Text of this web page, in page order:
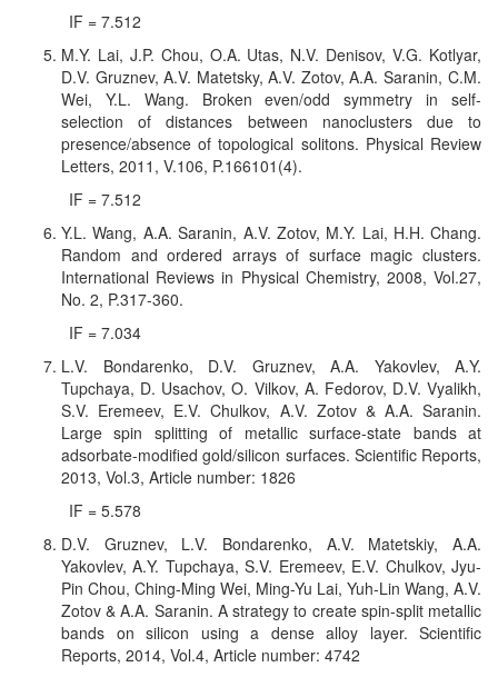
IF = 7.512
M.Y. Lai, J.P. Chou, O.A. Utas, N.V. Denisov, V.G. Kotlyar,
D.V. Gruznev, A.V. Matetsky,A.V. Zotov, A.A. Saranin, C.M.
Wei, Y.L. Wang. Broken even/odd symmetry in self-
selection of distances between nanoclusters due to
presence/absence of topological solitons. Physical Review
Letters, 2011, V.106, P.166101(4).
IF = 7.512
Y.L. Wang, A.A. Saranin, A.V. Zotov, M.Y. Lai, H.H. Chang.
Random and ordered arrays of surface magic clusters.
International Reviews in Physical Chemistry, 2008, Vol.27,
No. 2, P.317-360.
IF = 7.034
L.V. Bondarenko, D.V. Gruznev, A.A. Yakovlev, A.Y.
Tupchaya, D. Usachov, O. Vilkov, A. Fedorov, D.V. Vyalikh,
S.V. Eremeev, E.V. Chulkov, A.V. Zotov & A.A. Saranin.
Large spin splitting of metallic surface-state bands at
adsorbate-modified gold/silicon surfaces. Scientific Reports,
2013, Vol.3, Article number: 1826
IF = 5.578
D.V. Gruznev, L.V. Bondarenko, A.V. Matetskiy, A.A.
Yakovlev, A.Y. Tupchaya, S.V. Eremeev, E.V. Chulkov, Jyu-
Pin Chou, Ching-Ming Wei, Ming-Yu Lai, Yuh-Lin Wang, A.V.
Zotov & A.A. Saranin. A strategy to create spin-split metallic
bands on silicon using a dense alloy layer. Scientific
Reports, 2014, Vol.4, Article number: 4742